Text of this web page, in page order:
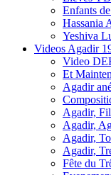
Enfants
Hassania
Yeshiva
Videos Agadir
Video
Et
Agadir
Agadir,
Agadir,
Agadir,
Agadir,
Fête du